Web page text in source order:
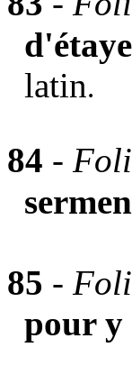
latin.
84 -
85 -
pour y